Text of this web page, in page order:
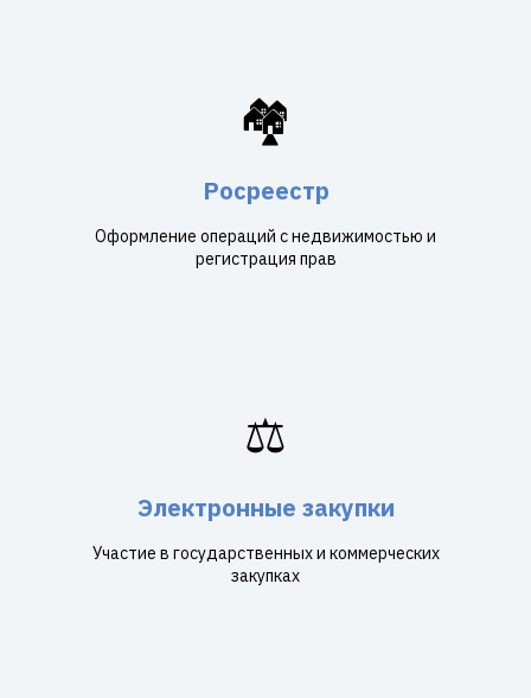
🏘️
Росреестр
Оформление операций с недвижимостью и
регистрация прав
⚖️
Электронные закупки
Участие в государственных и коммерческих
закупках